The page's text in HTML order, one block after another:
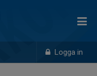
Logga in